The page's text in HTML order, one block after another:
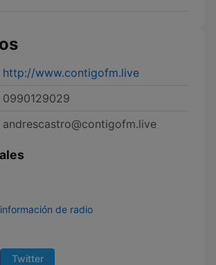
http://www.contigofm.live
0990129029
andrescastro@contigofm.live
de radio
Twitter